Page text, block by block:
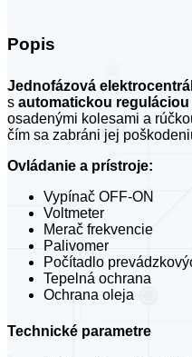
Popis
Jednofázová
s automatickou reguláciou
osadenými kolesami a
čím sa zabráni jej
Ovládanie a prístroje:
Vypínač OFF-ON
Voltmeter
Merač frekvencie
Palivomer
Počítadlo
Tepelná ochrana
Ochrana oleja
Technické parametre